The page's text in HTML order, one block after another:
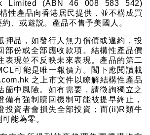
Limited (ABN 46 008 583 542)
性產品向香港居民提供，並不構成買
、或遊説。產品不售予美國人。
押品，如發行人無力償債或違約，投
部份或全部應收款項。結構性產品價
表現並不反映未來表現。產品的第二
可能是唯一報價方。閣下應閱讀載
之上市文件以瞭解結構性產品
箇中風險。如有需要，請徵詢獨立之
備有強制贖回機制可能被提早終止，
投資者會損失全部投資；而(ii)R類牛
能為零。